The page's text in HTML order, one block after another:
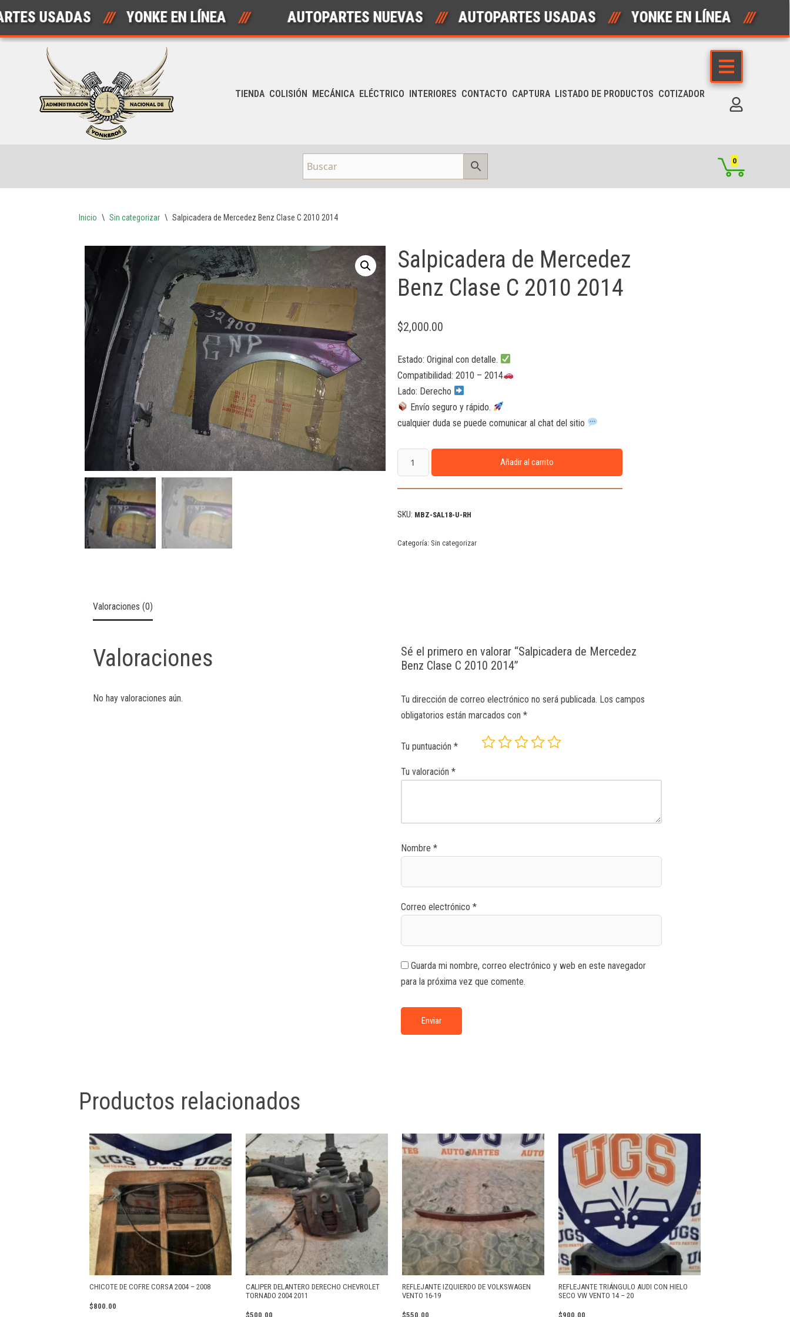
Saltar
USADAS /// YONKE EN LÍNEA /// AUTOPARTES NUEVAS /// AUTOPARTES USADAS /// YONKE EN LÍNEA ///
TIENDA COLISIÓN MECÁNICA ELÉCTRICO INTERIORES CONTACTO CAPTURA LISTADO DE PRODUCTOS COTIZADOR
0
Inicio \ Sin categorizar \ Salpicadera de Mercedez Benz Clase C 2010 2014
Salpicadera de Mercedez
Benz Clase C 2010 2014
$2,000.00
Estado: Original con detalle.
Compatibilidad: 2010 – 2014
Lado: Derecho
Envío seguro y rápido.
cualquier duda se puede comunicar al chat del sitio
Añadir al carrito
SKU: MBZ-SAL18-U-RH
Categoría: Sin categorizar
Valoraciones (0)
Valoraciones
No hay valoraciones aún.
Sé el primero en valorar “Salpicadera de Mercedez
Benz Clase C 2010 2014”
Tu dirección de correo electrónico no será publicada. Los campos
obligatorios están marcados con*
Tu puntuación*
Tu valoración*
Nombre*
Correo electrónico*
Guarda mi nombre, correo electrónico y web en este navegador
para la próxima vez que comente.
Productos relacionados
CHICOTE DE COFRE CORSA 2004 – 2008
$800.00
CALIPER DELANTERO DERECHO CHEVROLET
TORNADO 2004 2011
$500.00
REFLEJANTE IZQUIERDO DE VOLKSWAGEN
VENTO 16-19
$550.00
REFLEJANTE TRIÁNGULO AUDI CON HIELO
SECO VW VENTO 14 – 20
$900.00